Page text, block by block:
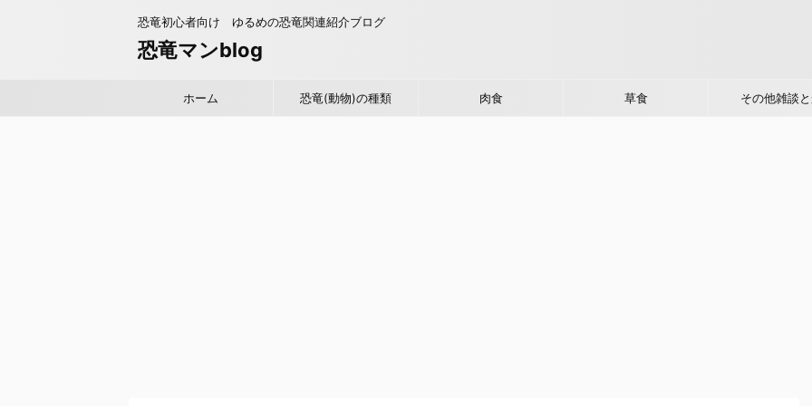
恐竜初心者向け ゆるめの恐竜関連紹介ブログ
恐竜マンblog
ホーム 恐竜(動物)の種類 肉食 草食 その他雑談